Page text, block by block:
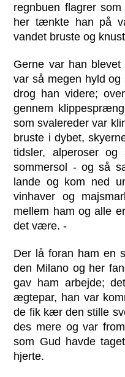
regnbuen flagrer
her tænkte han på
vandet bruste og
Gerne var han
var så megen hyld
drog han videre;
gennem
som svalereder var
bruste i dybet,
tidsler, alperoser
sommersol - og så
lande og kom ned
vinhaver og
mellem ham og alle
det være. -
Der lå foran ham en
den Milano og her
gav ham arbejde;
ægtepar, han var
de fik kær den stille
des mere og var
som Gud havde
hjerte.